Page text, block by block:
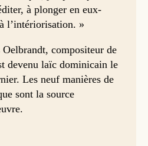
à plonger en eux-
l’intériorisation. »
compositeur de
devenu laïc dominicain le
Les neuf manières de
sont la source